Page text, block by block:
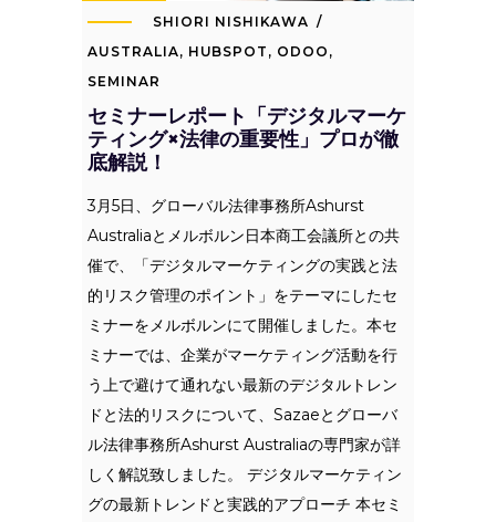
SHIORI NISHIKAWA
AUSTRALIA, HUBSPOT , ODOO ,
SEMINAR
セミナーレポート「デジタルマーケ
ティング×法律の重要性」プロが徹
底解説！
3月5日、グローバル法律事務所Ashurst
Australiaとメルボルン日本商工会議所との共
催で、「デジタルマーケティングの実践と法
的リスク管理のポイント」をテーマにしたセ
ミナーをメルボルンにて開催しました。本セ
ミナーでは、企業がマーケティング活動を行
う上で避けて通れない最新のデジタルトレン
ドと法的リスクについて、Sazaeとグローバ
ル法律事務所Ashurst Australiaの専門家が詳
しく解説致しました。 デジタルマーケティン
グの最新トレンドと実践的アプローチ 本セミ